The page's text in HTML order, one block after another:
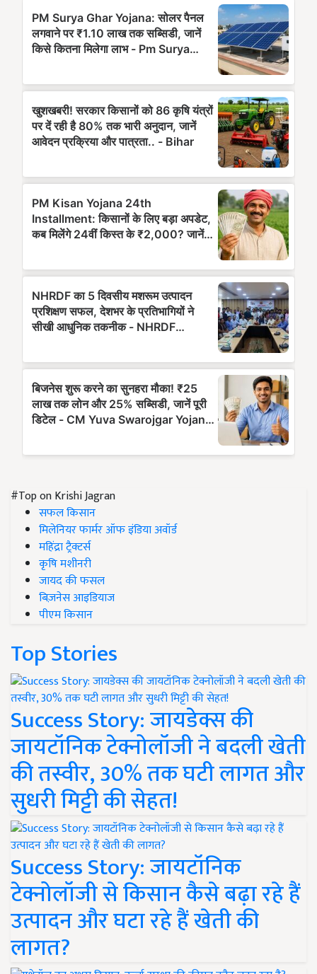
#Top on Krishi Jagran
सफल किसान
मिलेनियर फार्मर ऑफ इंडिया अवॉर्ड
महिंद्रा ट्रैक्टर्स
कृषि मशीनरी
जायद की फसल
बिज़नेस आइडियाज
पीएम किसान
Top Stories
Success Story: जायडेक्स की
जायटॉनिक टेक्नोलॉजी ने बदली खेती
की तस्वीर, 30% तक घटी लागत और
सुधरी मिट्टी की सेहत!
Success Story: जायटॉनिक
टेक्नोलॉजी से किसान कैसे बढ़ा रहे हैं
उत्पादन और घटा रहे हैं खेती की
लागत?